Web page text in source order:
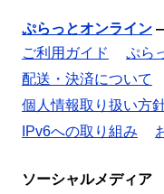
ぷらっとオンライン
ご利用ガイド
ぷら
配送・決済について
個人情報取り扱い方
IPv6への取り組み
ソーシャルメディア